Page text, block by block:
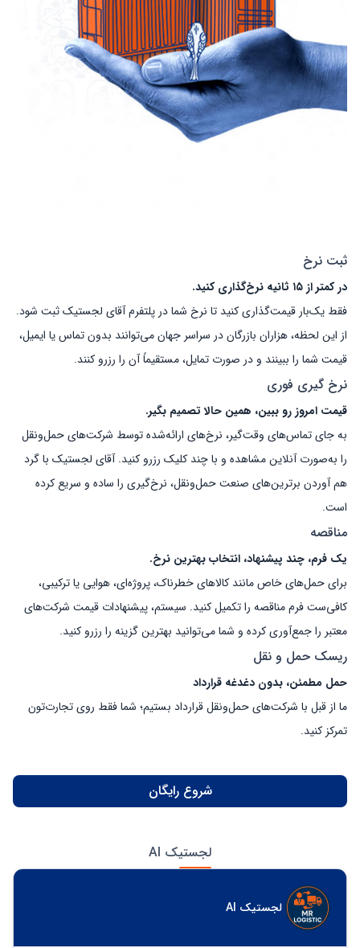
ثبت نرخ
در کمتر از ۱۵ ثانیه نرخ‌گذاری کنید.
فقط یک‌بار قیمت‌گذاری کنید تا نرخ شما در پلتفرم آقای لجستیک ثبت شود.
از این لحظه، هزاران بازرگان در سراسر جهان می‌توانند بدون تماس یا ایمیل،
قیمت شما را ببینند و در صورت تمایل، مستقیماً آن را رزرو کنند.
نرخ گیری فوری
قیمت امروز رو ببین، همین حالا تصمیم بگیر.
به جای تماس‌های وقت‌گیر، نرخ‌های ارائه‌شده توسط شرکت‌های حمل‌ونقل
را به‌صورت آنلاین مشاهده و با چند کلیک رزرو کنید. آقای لجستیک با گرد
هم آوردن برترین‌های صنعت حمل‌ونقل، نرخ‌گیری را ساده و سریع کرده
است.
مناقصه
یک فرم، چند پیشنهاد، انتخاب بهترین نرخ.
برای حمل‌های خاص مانند کالاهای خطرناک، پروژه‌ای، هوایی یا ترکیبی،
کافی‌ست فرم مناقصه را تکمیل کنید. سیستم، پیشنهادات قیمت شرکت‌های
معتبر را جمع‌آوری کرده و شما می‌توانید بهترین گزینه را رزرو کنید.
ریسک حمل و نقل
حمل مطمئن، بدون دغدغه قرارداد
ما از قبل با شرکت‌های حمل‌ونقل قرارداد بستیم؛ شما فقط روی تجارت‌تون
تمرکز کنید.
شروع رایگان
لجستیک AI
لجستیک AI